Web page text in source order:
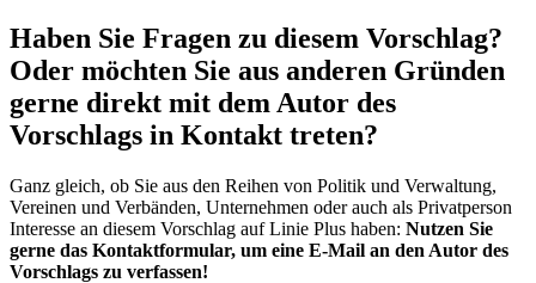
Haben Sie Fragen zu diesem Vorschlag?
Oder möchten Sie aus anderen Gründen
gerne direkt mit dem Autor des
Vorschlags in Kontakt treten?
Ganz gleich, ob Sie aus den Reihen von Politik und Verwaltung,
Vereinen und Verbänden, Unternehmen oder auch als Privatperson
Interesse an diesem Vorschlag auf Linie Plus haben: Nutzen Sie
gerne das Kontaktformular, um eine E-Mail an den Autor des
Vorschlags zu verfassen!